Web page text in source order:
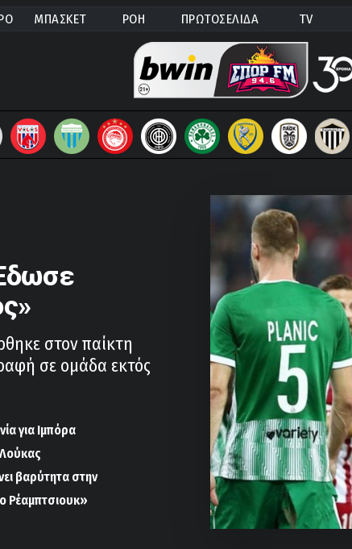
ΜΠΑΣΚΕΤ ΡΟΗ ΠΡΩΤΟΣΕΛΙΔΑ TV
στον παίκτη
σε ομάδα εκτός
για Ιμπόρα
βαρύτητα στην
Ρέαμπτσιουκ»